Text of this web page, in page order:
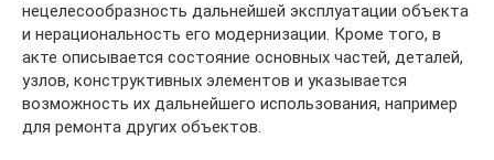
нецелесообразность дальнейшей эксплуатации объекта
и нерациональность его модернизации. Кроме того, в
акте описывается состояние основных частей, деталей,
узлов, конструктивных элементов и указывается
возможность их дальнейшего использования, например
для ремонта других объектов.